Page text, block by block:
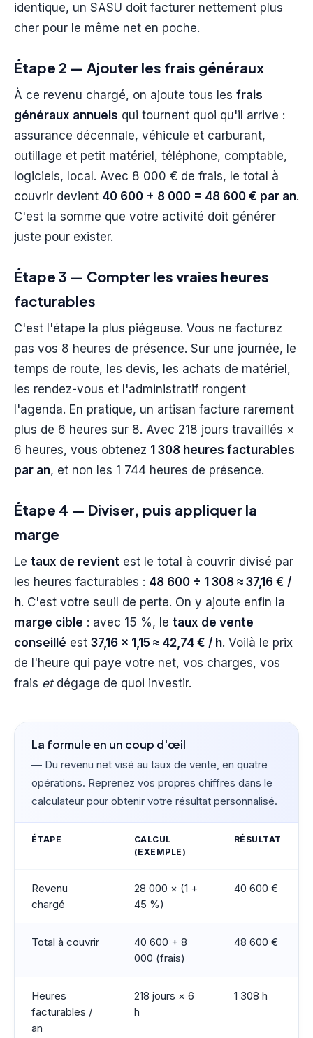
identique, un SASU doit facturer nettement plus
cher pour le même net en poche.
Étape 2 — Ajouter les frais généraux
À ce revenu chargé, on ajoute tous les frais
généraux annuels qui tournent quoi qu'il arrive :
assurance décennale, véhicule et carburant,
outillage et petit matériel, téléphone, comptable,
logiciels, local. Avec 8 000 € de frais, le total à
couvrir devient 40 600 + 8 000 = 48 600 € par an.
C'est la somme que votre activité doit générer
juste pour exister.
Étape 3 — Compter les vraies heures
facturables
C'est l'étape la plus piégeuse. Vous ne facturez
pas vos 8 heures de présence. Sur une journée, le
temps de route, les devis, les achats de matériel,
les rendez-vous et l'administratif rongent
l'agenda. En pratique, un artisan facture rarement
plus de 6 heures sur 8. Avec 218 jours travaillés ×
6 heures, vous obtenez 1 308 heures facturables
par an, et non les 1 744 heures de présence.
Étape 4 — Diviser, puis appliquer la
marge
Le taux de revient est le total à couvrir divisé par
les heures facturables : 48 600 ÷ 1 308 ≈ 37,16 € /
h. C'est votre seuil de perte. On y ajoute enfin la
marge cible : avec 15 %, le taux de vente
conseillé est 37,16 × 1,15 ≈ 42,74 € / h. Voilà le prix
de l'heure qui paye votre net, vos charges, vos
frais etdégage de quoi investir.
La formule en un coup d'œil
— Du revenu net visé au taux de vente, en quatre
opérations. Reprenez vos propres chiffres dans le
calculateur pour obtenir votre résultat personnalisé.
ÉTAPE
CALCUL
(EXEMPLE)
RÉSULTAT
Revenu
chargé
28 000 × (1 +
45 %)
40 600 €
Total à couvrir
40 600 + 8
000 (frais)
48 600 €
Heures
facturables /
an
218 jours × 6
h
1 308 h